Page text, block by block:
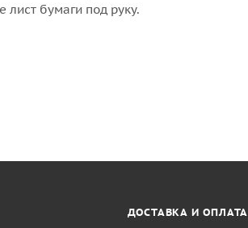
бумаги под руку.
ДОСТАВКА И ОПЛАТА